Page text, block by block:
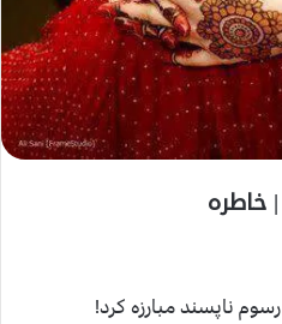
خاطره
ناپسند مبارزه کرد!